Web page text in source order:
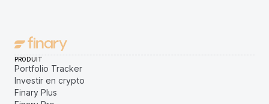
PRODUIT
Portfolio Tracker
Investir en crypto
Finary Plus